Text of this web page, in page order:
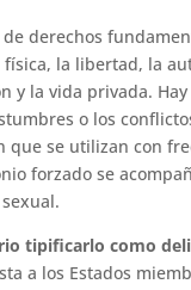
derechos
la libertad, la
y la vida privada.
o los
que se utilizan con
forzado se
tipificarlo como
a los Estados